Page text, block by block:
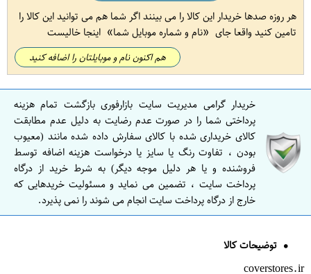
هر روزه صدها خریدار این کالا را می بینند اگر شما هم می توانید این کالا را
تامین کنید واقعا جای
نام و شماره موبایل شما اینجا خالیست
هم اکنون نام و موبایلتان را اضافه کنید
خریدار گرامی مدیریت سایت بازارفوری بازگشت تمام هزینه
پرداختی شما را در صورت عدم رضایت به دلیل عدم مطابقت
کالای خریداری شده با کالای سفارش داده شده مانند (معیوب
بودن ، تفاوت رنگ یا سایز یا درخواست هزینه اضافه توسط
فروشنده و یا هر دلیل موجه دیگر) به شرط خرید از درگاه
پرداخت سایت ، تضمین می نماید و مسئولیت خریدهایی که
خارج از درگاه پرداخت سایت انجام می شوند را نمی پذیرد.
توضیحات کالا
coverstores.ir